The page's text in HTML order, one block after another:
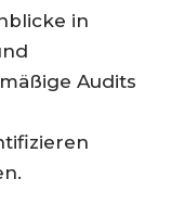
in
Audits